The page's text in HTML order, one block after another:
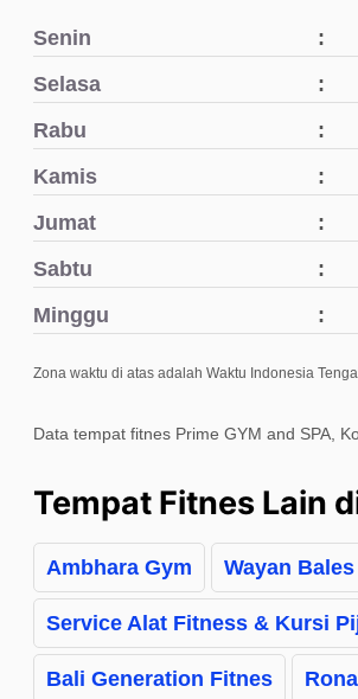
Senin
Selasa
Rabu
Kamis
Jumat
Sabtu
Minggu
Zona waktu di atas adalah Waktu Indonesia
Data tempat fitnes Prime GYM and SPA,
Tempat Fitnes Lain
Ambhara Gym Wayan
Service Alat Fitness & Kursi
Bali Generation Fitnes